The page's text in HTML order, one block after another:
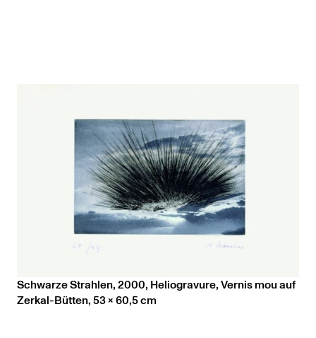
Schwarze Strahlen, 2000, Heliogravure, Vernis mou auf
Zerkal-Bütten, 53 x 60,5 cm